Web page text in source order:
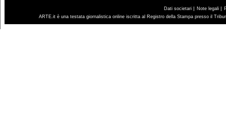
Dati societari | Note legali |
ARTE.it è una testata giornalistica online iscritta al Registro della Stampa presso il